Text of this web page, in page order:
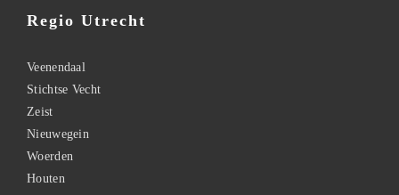
Regio Utrecht
Veenendaal
Stichtse Vecht
Zeist
Nieuwegein
Woerden
Houten